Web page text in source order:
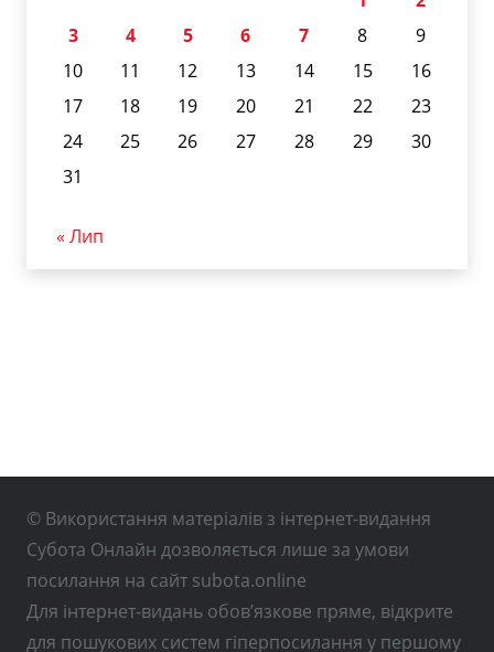
3
4 5 6 7 8
9
10
11 12 13 14 15
16
17
18 19 20 21 22
23
24
25 26 27 28 29
30
31
« Лип
© Використання матеріалів з інтернет-видання
Субота Онлайн дозволяється лише за умови
посилання на сайт subota.online
Для інтернет-видань обов’язкове пряме, відкрите
для пошукових систем гіперпосилання у першому